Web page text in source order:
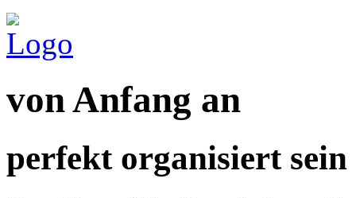
von Anfang an
perfekt organisiert sein